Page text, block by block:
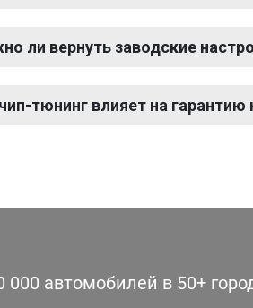
ли вернуть заводские
тюнинг влияет на
автомобилей в 50+